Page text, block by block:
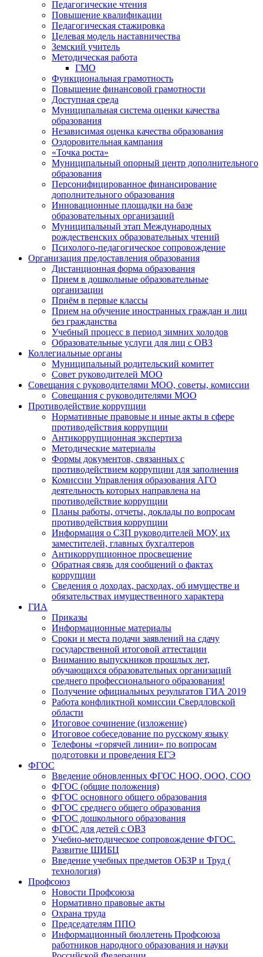
Педагогические чтения
Повышение квалификации
Педагогическая стажировка
Целевая модель наставничества
Земский учитель
Методическая работа
ГМО
Функциональная грамотность
Повышение финансовой грамотности
Доступная среда
Муниципальная система оценки качества
образования
Независимая оценка качества образования
Оздоровительная кампания
«Точка роста»
Муниципальный опорный центр дополнительного
образования
Персонифицированное финансирование
дополнительного образования
Инновационные площадки на базе
образовательных организаций
Муниципальный этап Международных
рождественских образовательных чтений
Психолого-педагогическое сопровождение
Организация предоставления образования
Дистанционная форма образования
Прием в дошкольные образовательные
организации
Приём в первые классы
Прием на обучение иностранных граждан и лиц
без гражданства
Учебный процесс в период зимних холодов
Образовательные услуги для лиц с ОВЗ
Коллегиальные органы
Муниципальный родительский комитет
Совет руководителей МОО
Совещания с руководителями МОО, советы, комиссии
Совещания с руководителями МОО
Противодействие коррупции
Нормативные правовые и иные акты в сфере
противодействия коррупции
Антикоррупционная экспертиза
Методические материалы
Формы документов, связанных с
противодействием коррупции для заполнения
Комиссии Управления образования АГО
деятельность которых направлена на
противодействие коррупции
Планы работы, отчеты, доклады по вопросам
противодействия коррупции
Информация о СЗП руководителей МОУ, их
заместителей, главных бухгалтеров
Антикоррупционное просвещение
Обратная связь для сообщений о фактах
коррупции
Сведения о доходах, расходах, об имуществе и
обязательствах имущественного характера
ГИА
Приказы
Информационные материалы
Сроки и места подачи заявлений на сдачу
государственной итоговой аттестации
Вниманию выпускников прошлых лет,
обучающихся образовательных организаций
среднего профессионального образования!
Получение официальных результатов ГИА 2019
Работа конфликтной комиссии Свердловской
области
Итоговое сочинение (изложение)
Итоговое собеседование по русскому языку
Телефоны «горячей линии» по вопросам
подготовки и проведения ЕГЭ
ФГОС
Введение обновленных ФГОС НОО, ООО, СОО
ФГОС (общие положения)
ФГОС основного общего образования
ФГОС среднего общего образования
ФГОС дошкольного образования
ФГОС для детей с ОВЗ
Учебно-методическое сопровождение ФГОС.
Развитие ШИБЦ
Введение учебных предметов ОБЗР и Труд (
технология)
Профсоюз
Новости Профсоюза
Нормативно правовые акты
Охрана труда
Председателям ППО
Информационный бюллетень Профсоюза
работников народного образования и науки